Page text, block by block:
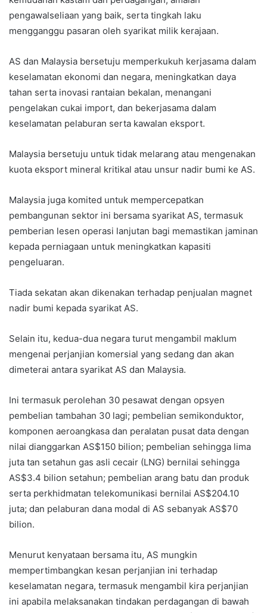
pengawalseliaan yang baik, serta tingkah laku
mengganggu pasaran oleh syarikat milik kerajaan.
AS dan Malaysia bersetuju memperkukuh kerjasama dalam
keselamatan ekonomi dan negara, meningkatkan daya
tahan serta inovasi rantaian bekalan, menangani
pengelakan cukai import, dan bekerjasama dalam
keselamatan pelaburan serta kawalan eksport.
Malaysia bersetuju untuk tidak melarang atau mengenakan
kuota eksport mineral kritikal atau unsur nadir bumi ke AS.
Malaysia juga komited untuk mempercepatkan
pembangunan sektor ini bersama syarikat AS, termasuk
pemberian lesen operasi lanjutan bagi memastikan jaminan
kepada perniagaan untuk meningkatkan kapasiti
pengeluaran.
Tiada sekatan akan dikenakan terhadap penjualan magnet
nadir bumi kepada syarikat AS.
Selain itu, kedua-dua negara turut mengambil maklum
mengenai perjanjian komersial yang sedang dan akan
dimeterai antara syarikat AS dan Malaysia.
Ini termasuk perolehan 30 pesawat dengan opsyen
pembelian tambahan 30 lagi; pembelian semikonduktor,
komponen aeroangkasa dan peralatan pusat data dengan
nilai dianggarkan AS$150 bilion; pembelian sehingga lima
juta tan setahun gas asli cecair (LNG) bernilai sehingga
AS$3.4 bilion setahun; pembelian arang batu dan produk
serta perkhidmatan telekomunikasi bernilai AS$204.10
juta; dan pelaburan dana modal di AS sebanyak AS$70
bilion.
Menurut kenyataan bersama itu, AS mungkin
mempertimbangkan kesan perjanjian ini terhadap
keselamatan negara, termasuk mengambil kira perjanjian
ini apabila melaksanakan tindakan perdagangan di bawah